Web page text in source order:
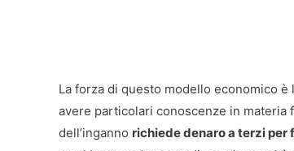
La forza di questo modello economico è
avere particolari conoscenze in materia
dell’inganno richiede denaro a terzi